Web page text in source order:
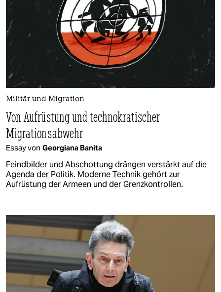
Militär und Migration
Von Aufrüstung und technokratischer
Migrationsabwehr
Essay von Georgiana Banita
Feindbilder und Abschottung drängen verstärkt auf die
Agenda der Politik. Moderne Technik gehört zur
Aufrüstung der Armeen und der Grenzkontrollen.